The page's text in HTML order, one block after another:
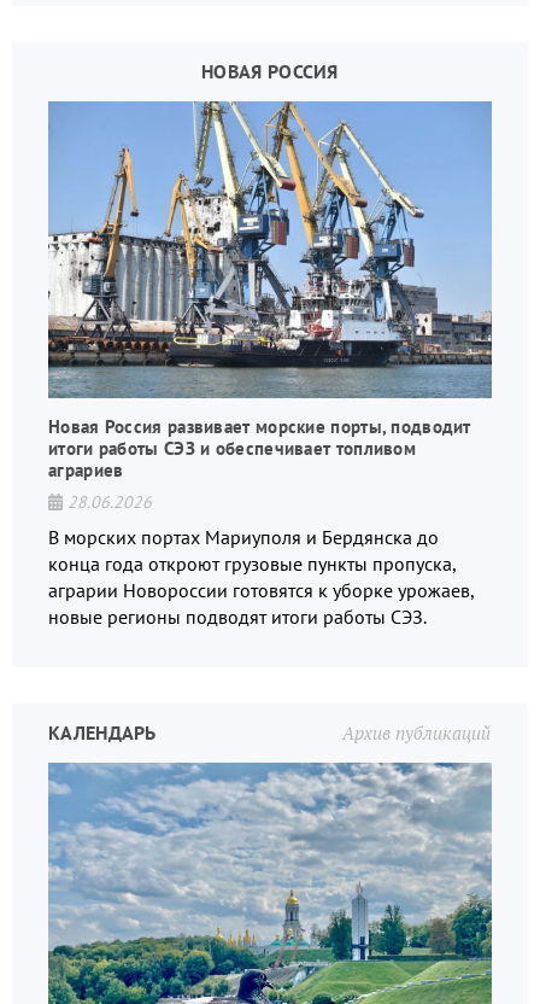
НОВАЯ РОССИЯ
Новая Россия развивает морские порты, подводит
итоги работы СЭЗ и обеспечивает топливом
аграриев
28.06.2026
В морских портах Мариуполя и Бердянска до
конца года откроют грузовые пункты пропуска,
аграрии Новороссии готовятся к уборке урожаев,
новые регионы подводят итоги работы СЭЗ.
Архив публикаций
КАЛЕНДАРЬ